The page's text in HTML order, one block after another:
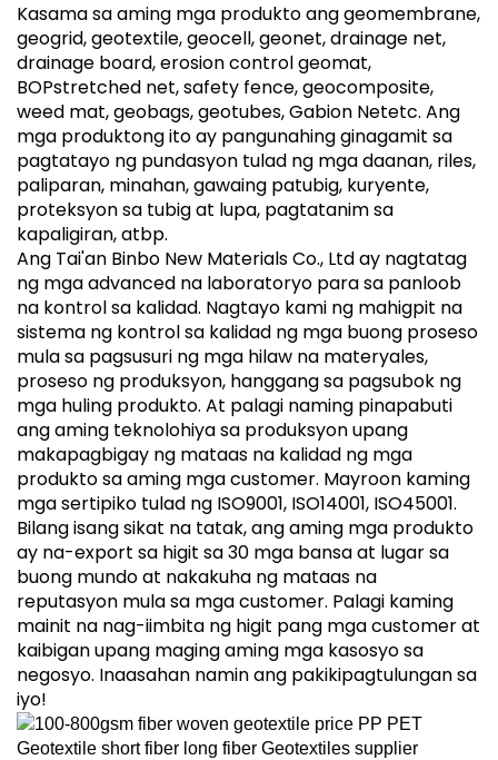
Kasama sa aming mga produkto ang geomembrane,
geogrid, geotextile, geocell, geonet, drainage net,
drainage board, erosion control geomat,
BOPstretched net, safety fence, geocomposite,
weed mat, geobags, geotubes, Gabion Netetc. Ang
mga produktong ito ay pangunahing ginagamit sa
pagtatayo ng pundasyon tulad ng mga daanan, riles,
paliparan, minahan, gawaing patubig, kuryente,
proteksyon sa tubig at lupa, pagtatanim sa
kapaligiran, atbp.
Ang Tai'an Binbo New Materials Co., Ltd ay nagtatag
ng mga advanced na laboratoryo para sa panloob
na kontrol sa kalidad. Nagtayo kami ng mahigpit na
sistema ng kontrol sa kalidad ng mga buong proseso
mula sa pagsusuri ng mga hilaw na materyales,
proseso ng produksyon, hanggang sa pagsubok ng
mga huling produkto. At palagi naming pinapabuti
ang aming teknolohiya sa produksyon upang
makapagbigay ng mataas na kalidad ng mga
produkto sa aming mga customer. Mayroon kaming
mga sertipiko tulad ng ISO9001, ISO14001, ISO45001.
Bilang isang sikat na tatak, ang aming mga produkto
ay na-export sa higit sa 30 mga bansa at lugar sa
buong mundo at nakakuha ng mataas na
reputasyon mula sa mga customer. Palagi kaming
mainit na nag-iimbita ng higit pang mga customer at
kaibigan upang maging aming mga kasosyo sa
negosyo. Inaasahan namin ang pakikipagtulungan sa
iyo!